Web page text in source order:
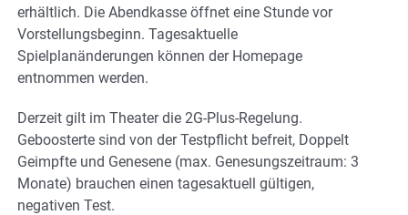
erhältlich. Die Abendkasse öffnet eine Stunde vor
Vorstellungsbeginn. Tagesaktuelle
Spielplanänderungen können der Homepage
entnommen werden.
Derzeit gilt im Theater die 2G-Plus-Regelung.
Geboosterte sind von der Testpflicht befreit, Doppelt
Geimpfte und Genesene (max. Genesungszeitraum: 3
Monate) brauchen einen tagesaktuell gültigen,
negativen Test.